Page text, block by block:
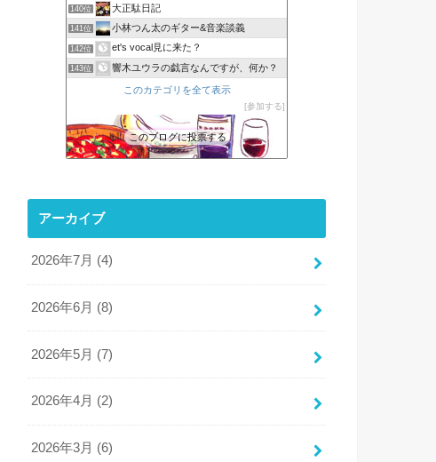
140位 大正駄日記
141位 小林つん太のギター&音楽談義
142位 et's vocal見に来た？
143位 響木ユウラの戯言なんですが、何か？
このカテゴリを全て表示
参加する
このブログに投票する
アーカイブ
2026年7月 (4)
2026年6月 (8)
2026年5月 (7)
2026年4月 (2)
2026年3月 (6)